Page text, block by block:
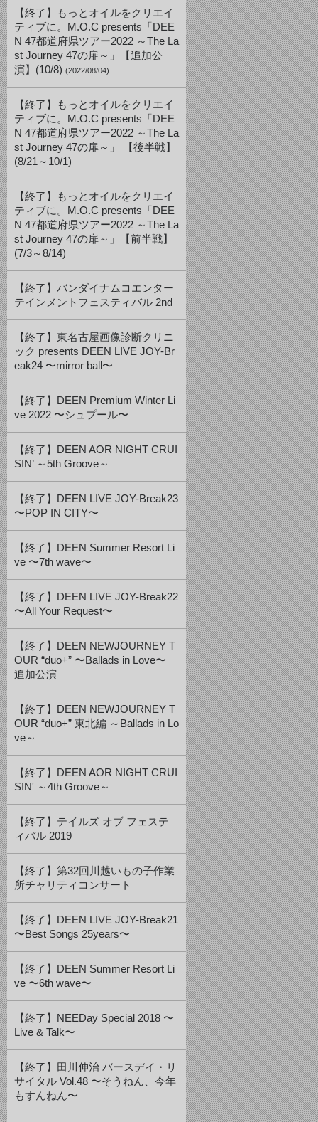
【終了】もっとオイルをクリエイ
ティブに。M.O.C presents「DEE
N 47都道府県ツアー2022 ～The La
st Journey 47の扉～」【追加公
演】(10/8) (2022/08/04)
【終了】もっとオイルをクリエイ
ティブに。M.O.C presents「DEE
N 47都道府県ツアー2022 ～The La
st Journey 47の扉～」 【後半戦】
(8/21～10/1)
【終了】もっとオイルをクリエイ
ティブに。M.O.C presents「DEE
N 47都道府県ツアー2022 ～The La
st Journey 47の扉～」【前半戦】
(7/3～8/14)
【終了】バンダイナムコエンター
テインメントフェスティバル 2nd
【終了】東名古屋画像診断クリニ
ック presents DEEN LIVE JOY-Br
eak24 〜mirror ball〜
【終了】DEEN Premium Winter Li
ve 2022 〜シュプール〜
【終了】DEEN AOR NIGHT CRUI
SIN’ ～5th Groove～
【終了】DEEN LIVE JOY-Break23
〜POP IN CITY〜
【終了】DEEN Summer Resort Li
ve 〜7th wave〜
【終了】DEEN LIVE JOY-Break22
〜All Your Request〜
【終了】DEEN NEWJOURNEY T
OUR “duo+” 〜Ballads in Love〜
追加公演
【終了】DEEN NEWJOURNEY T
OUR “duo+” 東北編 ～Ballads in Lo
ve～
【終了】DEEN AOR NIGHT CRUI
SIN' ～4th Groove～
【終了】テイルズ オブ フェステ
ィバル 2019
【終了】第32回川越いもの子作業
所チャリティコンサート
【終了】DEEN LIVE JOY-Break21
〜Best Songs 25years〜
【終了】DEEN Summer Resort Li
ve 〜6th wave〜
【終了】NEEDay Special 2018 〜
Live & Talk〜
【終了】田川伸治 バースデイ・リ
サイタル Vol.48 〜そうねん、今年
もすんねん〜